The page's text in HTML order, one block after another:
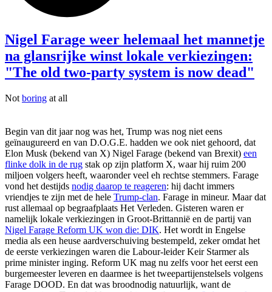
Nigel Farage weer helemaal het mannetje
na glansrijke winst lokale verkiezingen:
"The old two-party system is now dead"
Not boring at all
Begin van dit jaar nog was het, Trump was nog niet eens
geïnaugureerd en van D.O.G.E. hadden we ook niet gehoord, dat
Elon Musk (bekend van X) Nigel Farage (bekend van Brexit) een
flinke dolk in de rug stak op zijn platform X, waar hij ruim 200
miljoen volgers heeft, waaronder veel eh rechtse stemmers. Farage
vond het destijds nodig daarop te reageren: hij dacht immers
vriendjes te zijn met de hele Trump-clan. Farage in mineur. Maar dat
rust allemaal op begraafplaats Het Verleden. Gisteren waren er
namelijk lokale verkiezingen in Groot-Brittannië en de partij van
Nigel Farage Reform UK won die: DIK. Het wordt in Engelse
media als een heuse aardverschuiving bestempeld, zeker omdat het
de eerste verkiezingen waren die Labour-leider Keir Starmer als
prime minister inging. Reform UK mag nu zelfs voor het eerst een
burgemeester leveren en daarmee is het tweepartijenstelsels volgens
Farage DOOD. En dat was broodnodig natuurlijk, want de